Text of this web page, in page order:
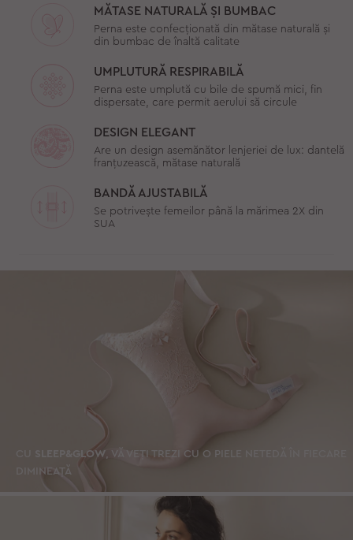
MĂTASE NATURALĂ ȘI BUMBAC
Perna este confecționată din mătase naturală și
din bumbac de înaltă calitate
UMPLUTURĂ RESPIRABILĂ
Perna este umplută cu bile de spumă mici, fin
dispersate, care permit aerului să circule
DESIGN ELEGANT
Are un design asemănător lenjeriei de lux: dantelă
franțuzească, mătase naturală
BANDĂ AJUSTABILĂ
Se potrivește femeilor până la mărimea 2X din
SUA
SLEEP&GLOW, VĂ VEȚI TREZI CU O PIELE NETEDĂ ÎN FIECARE
DIMINEAȚĂ